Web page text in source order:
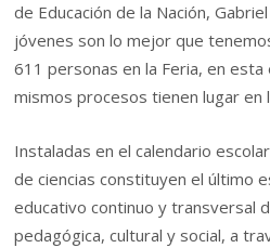
de Educación de la Nación,
jóvenes son lo mejor que
611 personas en la Feria, en
mismos procesos tienen lugar en
Instaladas en el calendario
de ciencias constituyen el último
educativo continuo y transversal
pedagógica, cultural y social, a